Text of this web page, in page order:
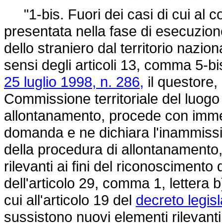
"1-bis. Fuori dei casi di cui al
presentata nella fase di
dello straniero dal territorio
sensi degli articoli 13, comma 5-
25 luglio 1998, n. 286, il
Commissione territoriale del
allontanamento, procede con
domanda e ne dichiara
della procedura di
rilevanti ai fini del riconoscimento
dell'articolo 29, comma 1, lettera
cui all'articolo 19 del decreto
sussistono nuovi elementi